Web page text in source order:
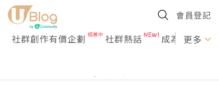
會員登記
社群創作有價企劃 社群熱話 成為U更多